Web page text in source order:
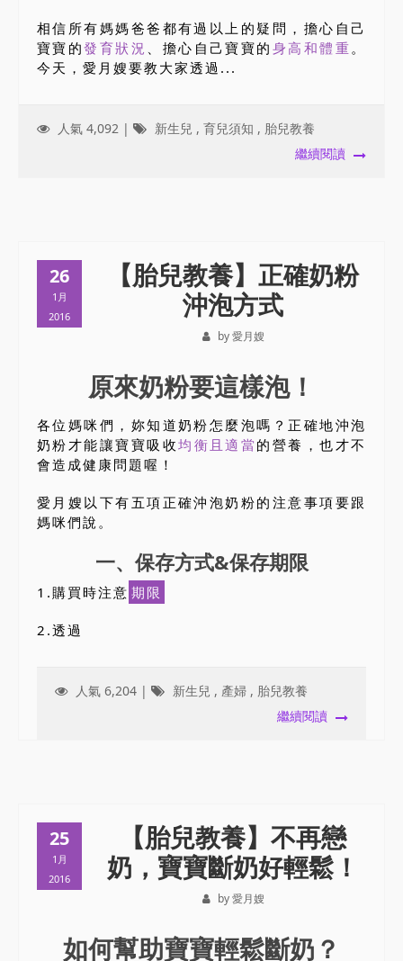
相信所有媽媽爸爸都有過以上的疑問，擔心自己
寶寶的發育狀況 、擔心自己寶寶的 身高和體重。
今天，愛月嫂要教大家透過...
人氣 4,092 | 新生兒 , 育兒須知 , 胎兒教養
繼續閱讀
26
1月
2016
【胎兒教養】正確奶粉
沖泡方式
by 愛月嫂
原來奶粉要這樣泡！
各位媽咪們，妳知道奶粉怎麼泡嗎？正確地沖泡
奶粉才能讓寶寶吸收均衡且適當 的營養，也才不
會造成健康問題喔！
愛月嫂以下有五項正確沖泡奶粉的注意事項要跟
媽咪們說。
一、保存方式&保存期限
1.購買時注意 期限
2.透過
人氣 6,204 | 新生兒 , 產婦 , 胎兒教養
繼續閱讀
25
1月
2016
【胎兒教養】不再戀
奶，寶寶斷奶好輕鬆！
by 愛月嫂
如何幫助寶寶輕鬆斷奶？